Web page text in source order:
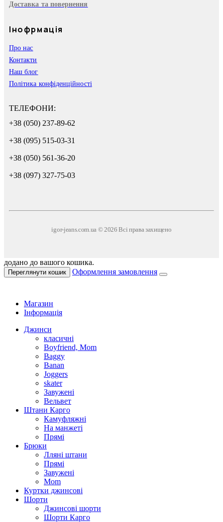
Доставка та повернення
Інофрмація
Про нас
Контакти
Наш блог
Політика конфіденційності
ТЕЛЕФОНИ:
+38 (050) 237-89-62
+38 (095) 515-03-31
+38 (050) 561-36-20
+38 (097) 327-75-03
igor-jeans.com.ua © 2026 Всі права захищено
додано до вашого кошика.
Переглянути кошик Оформлення замовлення
Магазин
Інформація
Джинси
класичні
Boyfriend, Mom
Baggy
Banan
Joggers
skater
Завужені
Вельвет
Штани Карго
Камуфляжні
На манжеті
Прямі
Брюки
Лляні штани
Прямі
Завужені
Mom
Куртки джинсові
Шорти
Джинсові шорти
Шорти Карго